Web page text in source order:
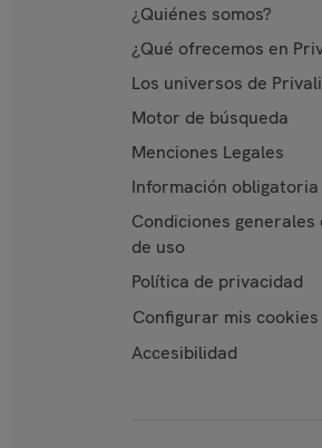
¿Quiénes somos?
¿Qué ofrecemos en
Los universos de
Motor de búsqueda
Menciones Legales
Información obligatoria
Condiciones generales
de uso
Política de privacidad
Configurar mis cookies
Accesibilidad